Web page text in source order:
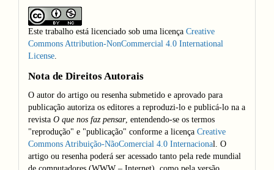
Este trabalho está licenciado sob uma licença Creative
Commons Attribution-NonCommercial 4.0 International
License.
Nota de Direitos Autorais
O autor do artigo ou resenha submetido e aprovado para
publicação autoriza os editores a reproduzi-lo e publicá-lo na a
revista O que nos faz pensar, entendendo-se os termos
"reprodução" e "publicação" conforme a licença Creative
Commons Atribuição-NãoComercial 4.0 Internacional. O
artigo ou resenha poderá ser acessado tanto pela rede mundial